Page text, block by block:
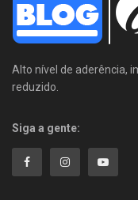
Alto nível de aderência,
reduzido.
Siga a gente: